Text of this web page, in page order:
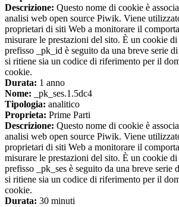
Descrizione: Questo nome di cookie è
analisi web open source Piwik. Viene
proprietari di siti Web a monitorare il
misurare le prestazioni del sito. È un cookie
prefisso _pk_id è seguito da una breve serie
si ritiene sia un codice di riferimento per il
cookie.
Durata: 1 anno
Nome: _pk_ses.1.5dc4
Tipologia: analitico
Proprieta: Prime Parti
Descrizione: Questo nome di cookie è
analisi web open source Piwik. Viene
proprietari di siti Web a monitorare il
misurare le prestazioni del sito. È un cookie
prefisso _pk_ses è seguito da una breve serie
si ritiene sia un codice di riferimento per il
cookie.
Durata: 30 minuti